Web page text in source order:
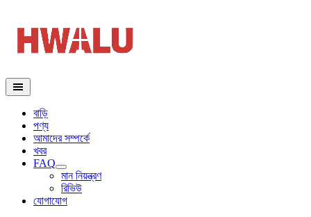
বাড়ি
পণ্য
আমাদের সম্পর্কে
খবর
FAQ
মান নিয়ন্ত্রণ
রিভিউ
যোগাযোগ